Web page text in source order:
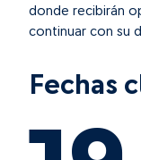
donde recibirán
continuar con su
Fechas